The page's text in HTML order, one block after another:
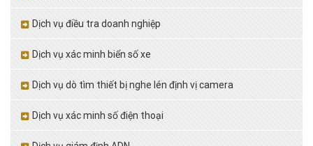
Dịch vụ điều tra doanh nghiệp
Dịch vụ xác minh biển số xe
Dịch vụ dò tìm thiết bị nghe lén định vị camera
Dịch vụ xác minh số điện thoại